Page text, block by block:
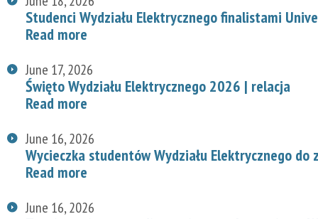
Studenci Wydziału Elektrycznego finalistami
Read more
June 17, 2026
Święto Wydziału Elektrycznego 2026 | relacja
Read more
June 16, 2026
Wycieczka studentów Wydziału Elektrycznego
Read more
June 16, 2026